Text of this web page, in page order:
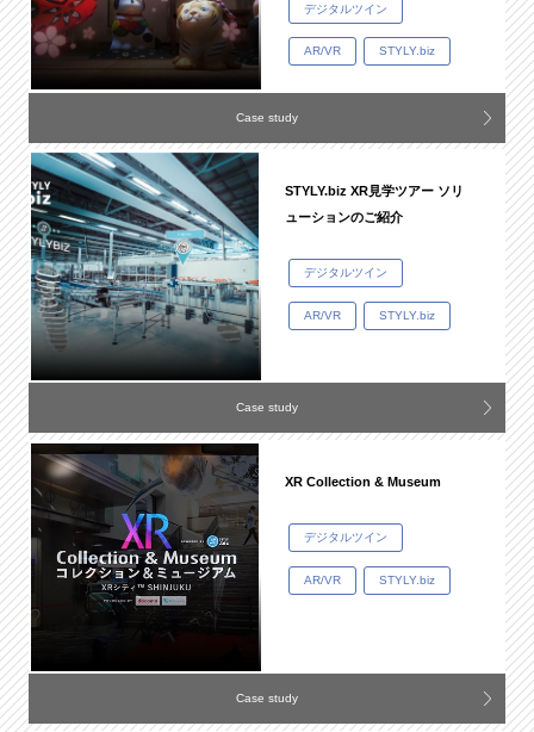
Case study
デジタルツイン
AR/VR STYLY.biz
Case study
STYLY.biz XR見学ツアー ソリ
ューションのご紹介
デジタルツイン
AR/VR STYLY.biz
Case study
XR Collection & Museum
デジタルツイン
AR/VR STYLY.biz